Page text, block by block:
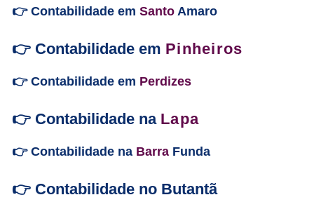
👉 Contabilidade em SantoAmaro
👉 Contabilidade em Pinheiros
👉 Contabilidade em Perdizes
👉 Contabilidade na Lapa
👉 Contabilidade na BarraFunda
👉 Contabilidade no Butantã